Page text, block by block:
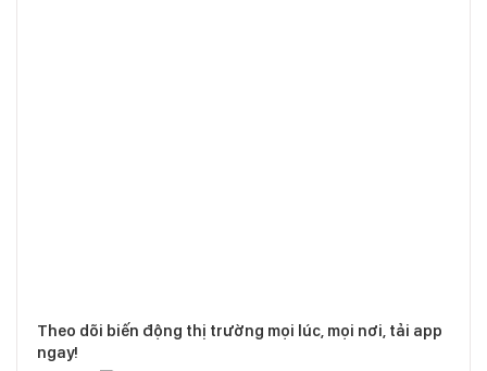
Theo dõi biến động thị trường mọi lúc, mọi nơi, tải app
ngay!